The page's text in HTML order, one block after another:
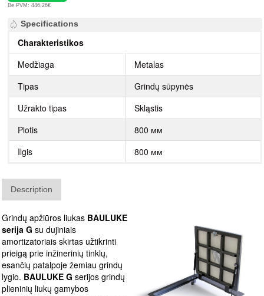
Be PVM: 446,26€
Specifications
Charakteristikos
Medžiaga
Metalas
Tipas
Grindų sūpynės
Užrakto tipas
Skląstis
Plotis
800 мм
Ilgis
800 мм
Description
Grindų apžiūros liukas BAULUKE
serija G su dujiniais
amortizatoriais skirtas užtikrinti
prieigą prie inžinerinių tinklų,
esančių patalpoje žemiau grindų
lygio. BAULUKE G serijos grindų
plieninių liukų gamybos